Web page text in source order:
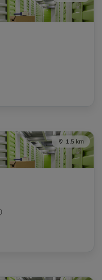
1,5 km
)